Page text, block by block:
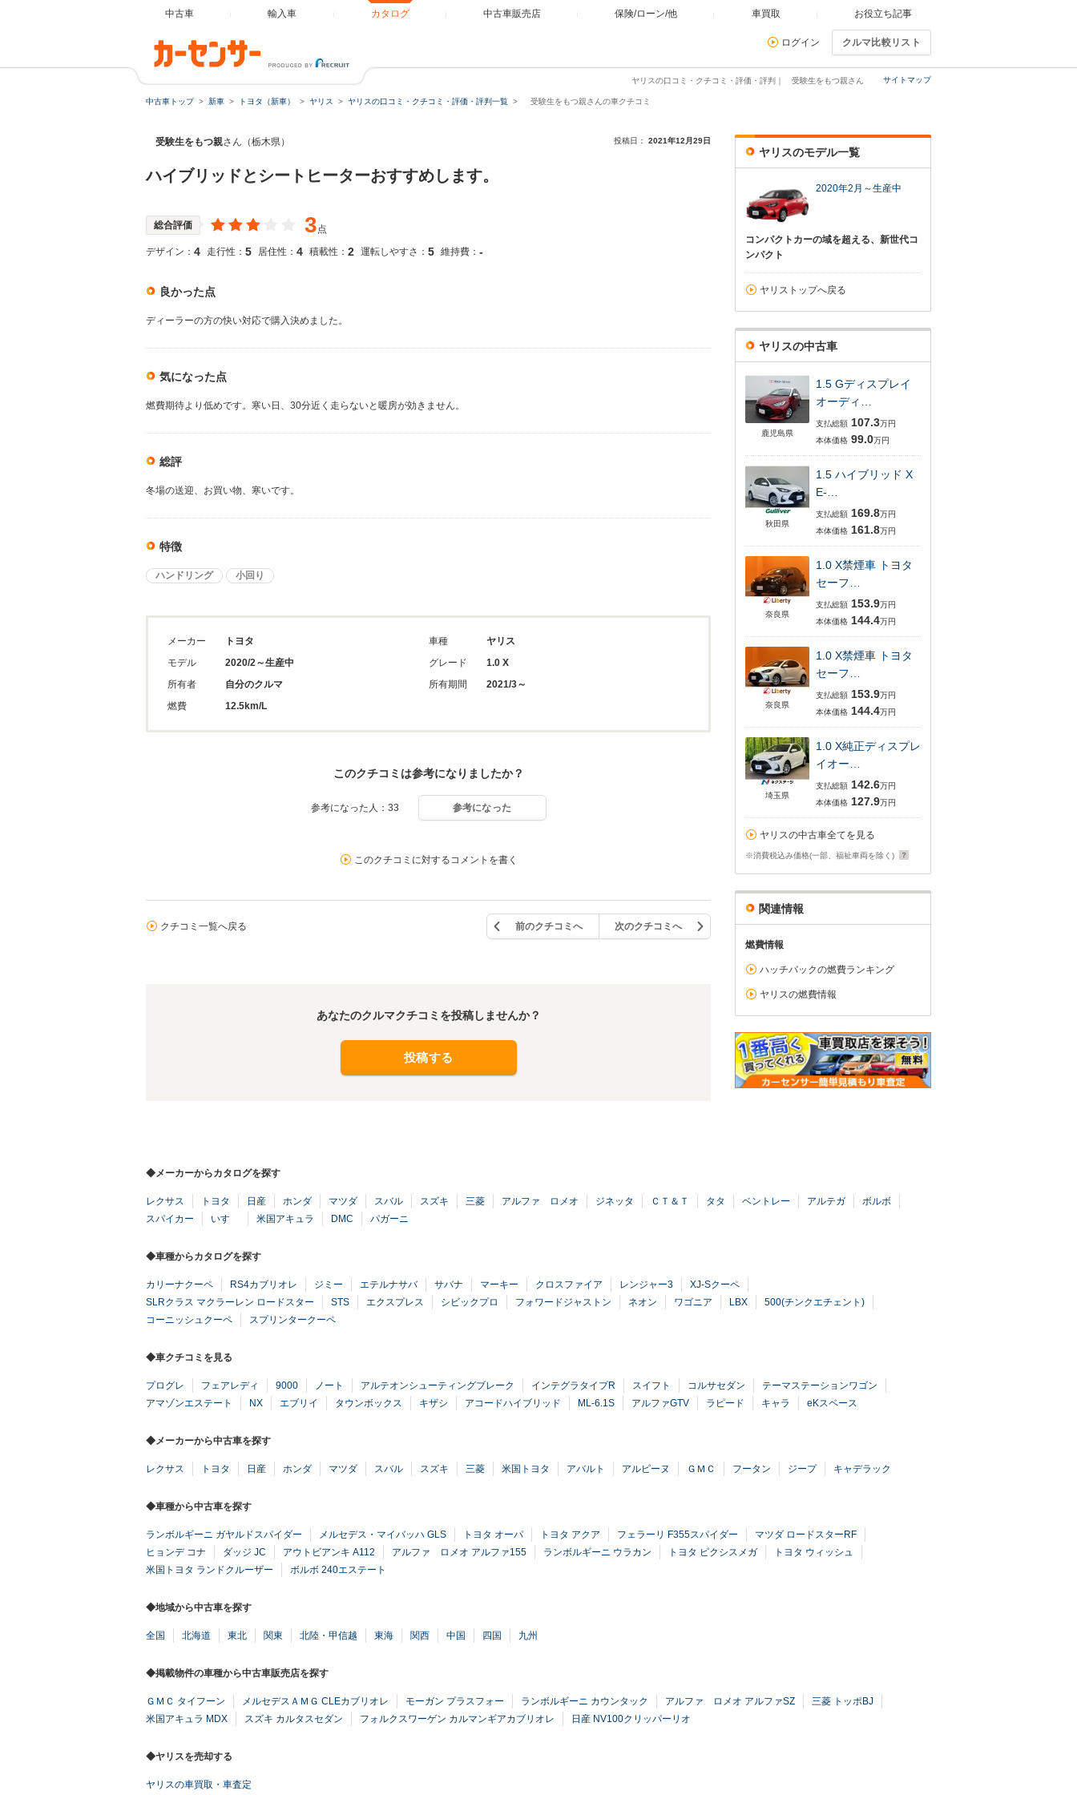
中古車 輸入車 カタログ 中古車販売店 保険/ローン/他 車買取 お役立ち記事
ログイン クルマ比較リスト
サイトマップ
ヤリスの口コミ・クチコミ・評価・評判｜ 受験生をもつ親さん
中古車トップ 新車 トヨタ（新車） ヤリス ヤリスの口コミ・クチコミ・評価・評判一覧 受験生をもつ親さんの車クチコミ
受験生をもつ親さん（栃木県） 投稿日： 2021年12月29日
ハイブリッドとシートヒーターおすすめします。
総合評価 3点
デザイン： 4 走行性： 5 居住性： 4 積載性： 2 運転しやすさ： 5 維持費： -
良かった点
ディーラーの方の快い対応で購入決めました。
気になった点
燃費期待より低めです。寒い日、30分近く走らないと暖房が効きません。
総評
冬場の送迎、お買い物、寒いです。
特徴
ハンドリング 小回り
メーカー
トヨタ
モデル
2020/2～生産中
所有者
自分のクルマ
燃費
12.5km/L
車種
ヤリス
グレード
1.0 X
所有期間
2021/3～
このクチコミは参考になりましたか？
参考になった人：33 参考になった
このクチコミに対するコメントを書く
クチコミ一覧へ戻る 前のクチコミへ 次のクチコミへ
あなたのクルマクチコミを投稿しませんか？
投稿する
ヤリスのモデル一覧
2020年2月～生産中
コンパクトカーの域を超える、新世代コ
ンパクト
ヤリストップへ戻る
ヤリスの中古車
鹿児島県
1.5 Gディスプレイ
オーディ…
支払総額 107.3万円
本体価格 99.0万円
秋田県
1.5 ハイブリッド X
E-…
支払総額 169.8万円
本体価格 161.8万円
奈良県
1.0 X禁煙車 トヨタ
セーフ…
支払総額 153.9万円
本体価格 144.4万円
奈良県
1.0 X禁煙車 トヨタ
セーフ…
支払総額 153.9万円
本体価格 144.4万円
埼玉県
1.0 X純正ディスプレ
イオー…
支払総額 142.6万円
本体価格 127.9万円
ヤリスの中古車全てを見る
※消費税込み価格(一部、福祉車両を除く)
関連情報
燃費情報
ハッチバックの燃費ランキング
ヤリスの燃費情報
◆メーカーからカタログを探す
レクサス トヨタ 日産 ホンダ マツダ スバル スズキ 三菱 アルファ ロメオ ジネッタ ＣＴ＆Ｔ タタ ベントレー アルテガ
ボルボ
スパイカー
いすゞ 米国アキュラ DMC パガーニ
◆車種からカタログを探す
カリーナクーペ RS4カブリオレ ジミー エテルナサバ サバナ マーキー クロスファイア レンジャー3
XJ-Sクーペ
SLRクラス マクラーレン ロードスター
STS エクスプレス シビックプロ フォワードジャストン ネオン ワゴニア LBX
500(チンクエチェント)
コーニッシュクーペ
スプリンタークーペ
◆車クチコミを見る
プログレ フェアレディ 9000 ノート アルテオンシューティングブレーク インテグラタイプR スイフト コルサセダン
テーマステーションワゴン
アマゾンエステート
NX エブリイ タウンボックス キザシ アコードハイブリッド ML-6.1S アルファGTV ラピード キャラ eKスペース
◆メーカーから中古車を探す
レクサス トヨタ 日産 ホンダ マツダ スバル スズキ 三菱 米国トヨタ アバルト アルピーヌ ＧＭＣ フータン ジープ キャデラック
◆車種から中古車を探す
ランボルギーニ ガヤルドスパイダー メルセデス・マイバッハ GLS トヨタ オーパ トヨタ アクア フェラーリ F355スパイダー
マツダ ロードスターRF
ヒョンデ コナ
ダッジ JC アウトビアンキ A112 アルファ ロメオ アルファ155 ランボルギーニ ウラカン トヨタ ピクシスメガ
トヨタ ウィッシュ
米国トヨタ ランドクルーザー
ボルボ 240エステート
◆地域から中古車を探す
全国 北海道 東北 関東 北陸・甲信越 東海 関西 中国 四国 九州
◆掲載物件の車種から中古車販売店を探す
ＧＭＣ タイフーン メルセデスＡＭＧ CLEカブリオレ モーガン プラスフォー ランボルギーニ カウンタック アルファ ロメオ アルファSZ
三菱 トッポBJ
米国アキュラ MDX
スズキ カルタスセダン フォルクスワーゲン カルマンギアカブリオレ 日産 NV100クリッパーリオ
◆ヤリスを売却する
ヤリスの車買取・車査定